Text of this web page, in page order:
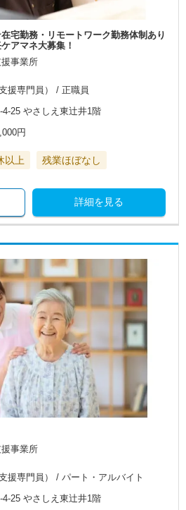
宅勤務・リモートワーク勤務体制あり
アマネ大募集！
事業所
援専門員） / 正職員
25 やさしえ東辻井1階
円
以上 残業ほぼなし
詳細を見る
事業所
援専門員） / パート・アルバイト
25 やさしえ東辻井1階